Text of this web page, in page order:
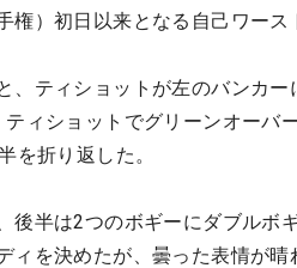
権）初日以来となる自己ワース
、ティショットが左のバンカ
ィショットでグリーンオーバ
を折り返した。
後半は2つのボギーにダブルボ
ィを決めたが、曇った表情が